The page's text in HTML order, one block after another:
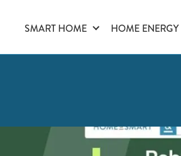
SMART HOME HOME ENERGY